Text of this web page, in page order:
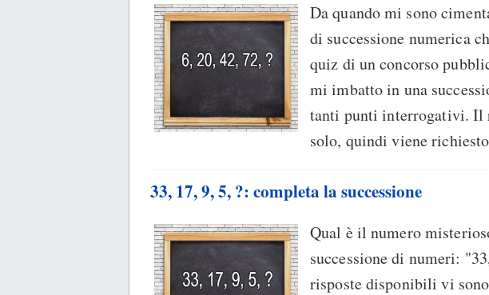
Da quando mi sono
di successione numerica
quiz di un concorso
mi imbatto in una
tanti punti interrogativi. Il
solo, quindi viene
33, 17, 9, 5, ?: completa la successione
Qual è il numero
successione di numeri:
risposte disponibili vi